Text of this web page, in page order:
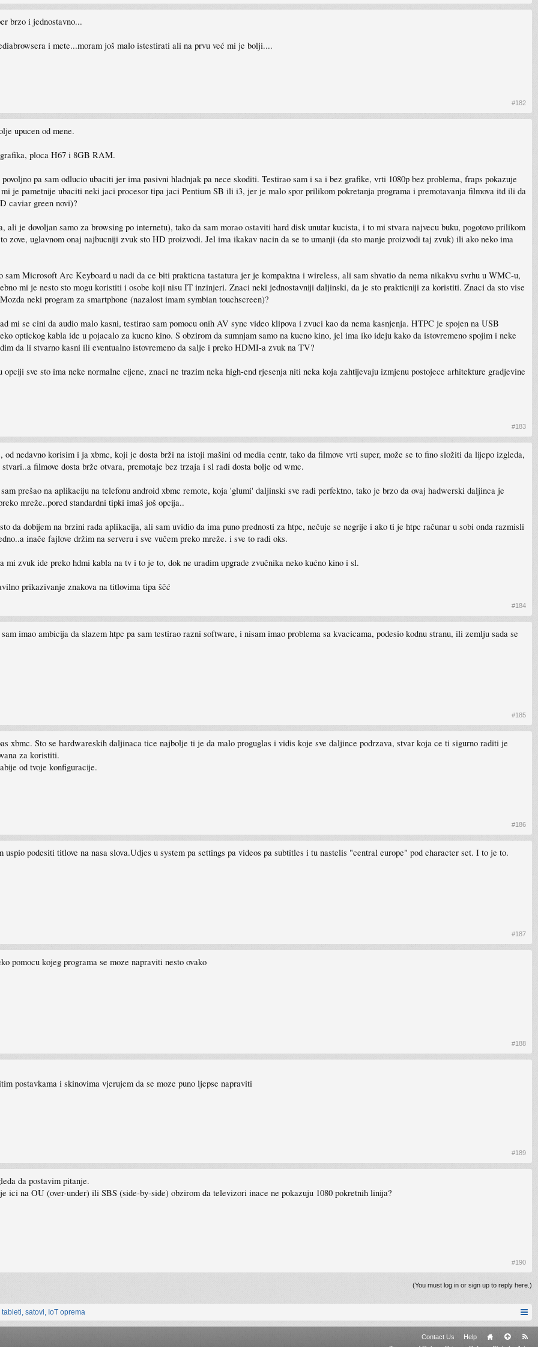
brzo i jednostavno...
i mete...moram još malo istestirati ali na prvu već mi je bolji....
#182
upucen od mene.
ploca H67 i 8GB RAM.
pa sam odlucio ubaciti jer ima pasivni hladnjak pa nece skoditi. Testirao sam i sa i bez grafike, vrti 1080p bez problema, fraps pokazuje
je pametnije ubaciti neki jaci procesor tipa jaci Pentium SB ili i3, jer je malo spor prilikom pokretanja programa i premotavanja filmova itd ili da
caviar green novi)?
je dovoljan samo za browsing po internetu), tako da sam morao ostaviti hard disk unutar kucista, i to mi stvara najvecu buku, pogotovo prilikom
zove, uglavnom onaj najbucniji zvuk sto HD proizvodi. Jel ima ikakav nacin da se to umanji (da sto manje proizvodi taj zvuk) ili ako neko ima
Microsoft Arc Keyboard u nadi da ce biti prakticna tastatura jer je kompaktna i wireless, ali sam shvatio da nema nikakvu svrhu u WMC-u,
mi je nesto sto mogu koristiti i osobe koji nisu IT inzinjeri. Znaci neki jednostavniji daljinski, da je sto prakticniji za koristiti. Znaci da sto vise
neki program za smartphone (nazalost imam symbian touchscreen)?
mi se cini da audio malo kasni, testirao sam pomocu onih AV sync video klipova i zvuci kao da nema kasnjenja. HTPC je spojen na USB
optickog kabla ide u pojacalo za kucno kino. S obzirom da sumnjam samo na kucno kino, jel ima iko ideju kako da istovremeno spojim i neke
da li stvarno kasni ili eventualno istovremeno da salje i preko HDMI-a zvuk na TV?
sve sto ima neke normalne cijene, znaci ne trazim neka high-end rjesenja niti neka koja zahtijevaju izmjenu postojece arhitekture gradjevine
#183
od nedavno korisim i ja xbmc, koji je dosta brži na istoji mašini od media centr, tako da filmove vrti super, može se to fino složiti da lijepo izgleda,
filmove dosta brže otvara, premotaje bez trzaja i sl radi dosta bolje od wmc.
prešao na aplikaciju na telefonu android xbmc remote, koja 'glumi' daljinski sve radi perfektno, tako je brzo da ovaj hadwerski daljinca je
mreže..pored standardni tipki imaš još opcija..
da dobijem na brzini rada aplikacija, ali sam uvidio da ima puno prednosti za htpc, nečuje se negrije i ako ti je htpc računar u sobi onda razmisli
inače fajlove držim na serveru i sve vučem preko mreže. i sve to radi oks.
mi zvuk ide preko hdmi kabla na tv i to je to, dok ne uradim upgrade zvučnika neko kućno kino i sl.
prikazivanje znakova na titlovima tipa ščć
#184
imao ambicija da slazem htpc pa sam testirao razni software, i nisam imao problema sa kvacicama, podesio kodnu stranu, ili zemlju sada se
#185
xbmc. Sto se hardwareskih daljinaca tice najbolje ti je da malo proguglas i vidis koje sve daljince podrzava, stvar koja ce ti sigurno raditi je
za koristiti.
od tvoje konfiguracije.
#186
podesiti titlove na nasa slova.Udjes u system pa settings pa videos pa subtitles i tu nastelis "central europe" pod character set. I to je to.
#187
pomocu kojeg programa se moze napraviti nesto ovako
#188
postavkama i skinovima vjerujem da se moze puno ljepse napraviti
#189
da postavim pitanje.
ici na OU (over-under) ili SBS (side-by-side) obzirom da televizori inace ne pokazuju 1080 pokretnih linija?
#190
(You must log in or sign up to reply here.)
satovi, IoT oprema
Contact Us
Help